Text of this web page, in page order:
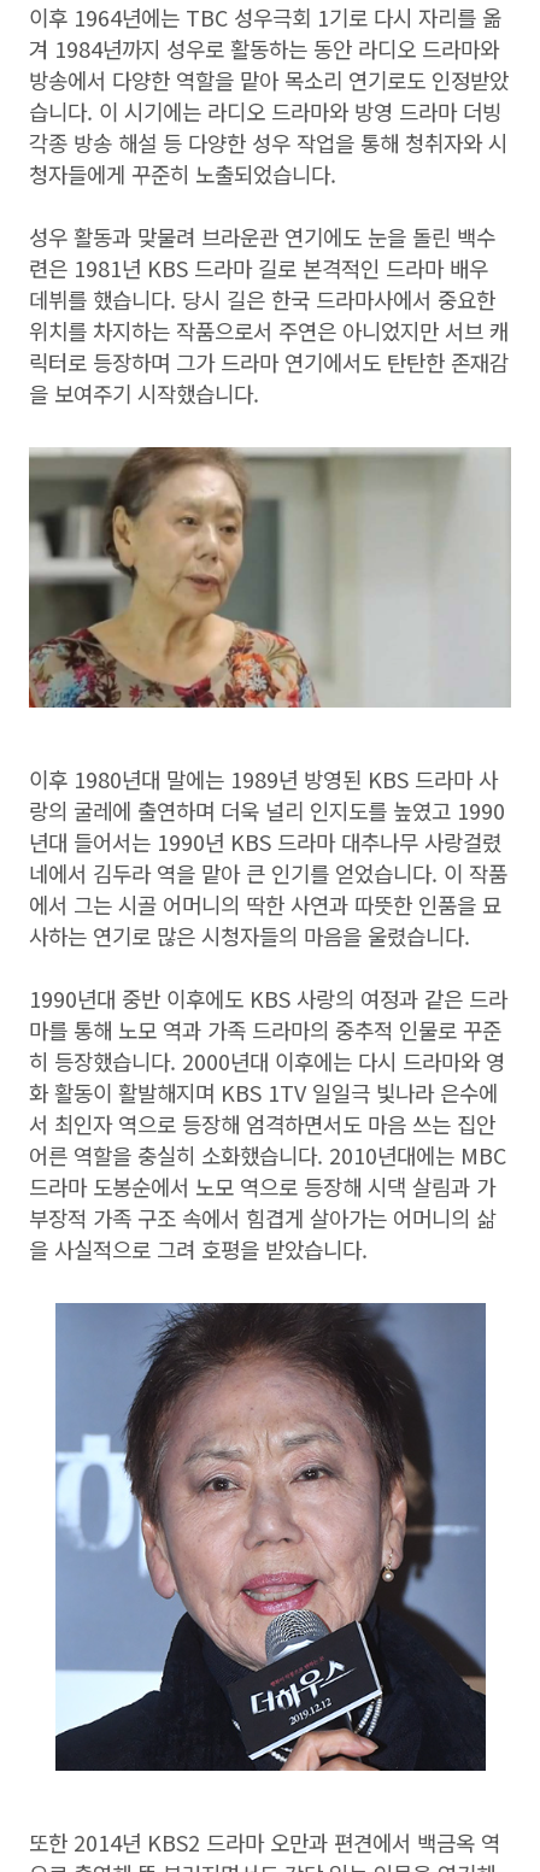
이후 1964년에는 TBC 성우극회 1기로 다시 자리를 옮
겨 1984년까지 성우로 활동하는 동안 라디오 드라마와
방송에서 다양한 역할을 맡아 목소리 연기로도 인정받았
습니다. 이 시기에는 라디오 드라마와 방영 드라마 더빙
각종 방송 해설 등 다양한 성우 작업을 통해 청취자와 시
청자들에게 꾸준히 노출되었습니다.
성우 활동과 맞물려 브라운관 연기에도 눈을 돌린 백수
련은 1981년 KBS 드라마 길로 본격적인 드라마 배우
데뷔를 했습니다. 당시 길은 한국 드라마사에서 중요한
위치를 차지하는 작품으로서 주연은 아니었지만 서브 캐
릭터로 등장하며 그가 드라마 연기에서도 탄탄한 존재감
을 보여주기 시작했습니다.
이후 1980년대 말에는 1989년 방영된 KBS 드라마 사
랑의 굴레에 출연하며 더욱 널리 인지도를 높였고 1990
년대 들어서는 1990년 KBS 드라마 대추나무 사랑걸렸
네에서 김두라 역을 맡아 큰 인기를 얻었습니다. 이 작품
에서 그는 시골 어머니의 딱한 사연과 따뜻한 인품을 묘
사하는 연기로 많은 시청자들의 마음을 울렸습니다.
1990년대 중반 이후에도 KBS 사랑의 여정과 같은 드라
마를 통해 노모 역과 가족 드라마의 중추적 인물로 꾸준
히 등장했습니다. 2000년대 이후에는 다시 드라마와 영
화 활동이 활발해지며 KBS 1TV 일일극 빛나라 은수에
서 최인자 역으로 등장해 엄격하면서도 마음 쓰는 집안
어른 역할을 충실히 소화했습니다. 2010년대에는 MBC
드라마 도봉순에서 노모 역으로 등장해 시댁 살림과 가
부장적 가족 구조 속에서 힘겹게 살아가는 어머니의 삶
을 사실적으로 그려 호평을 받았습니다.
또한 2014년 KBS2 드라마 오만과 편견에서 백금옥 역